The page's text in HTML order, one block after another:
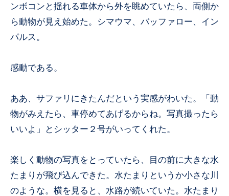
ンボコンと揺れる車体から外を眺めていたら、両側か
ら動物が見え始めた。シマウマ、バッファロー、イン
パルス。
感動である。
ああ、サファリにきたんだという実感がわいた。「動
物がみえたら、車停めてあげるからね。写真撮ったら
いいよ」とシッター２号がいってくれた。
楽しく動物の写真をとっていたら、目の前に大きな水
たまりが飛び込んできた。水たまりというか小さな川
のような。横を見ると、水路が続いていた。水たまり